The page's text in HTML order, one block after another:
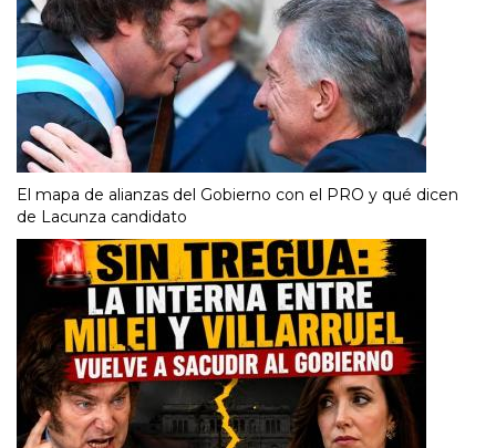
El mapa de alianzas del Gobierno con el PRO y qué dicen
de Lacunza candidato